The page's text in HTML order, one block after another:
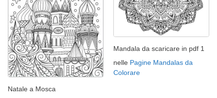
Natale a Mosca
Mandala da scaricare in pdf 1
nelle Pagine Mandalas da
Colorare